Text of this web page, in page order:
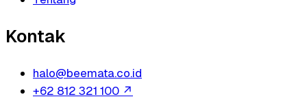
Kontak
halo@beemata.co.id
+62 812 321 100 ↗